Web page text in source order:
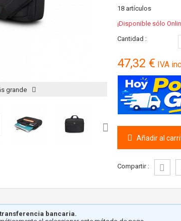
grande
18 artículos
¡Disponible sólo
Cantidad :
47,32 € IVA
Añadir al
Compartir :
bancaria.